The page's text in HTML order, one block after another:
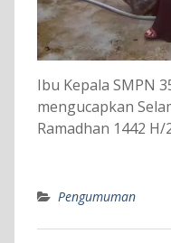
Ibu Kepala SMPN
mengucapkan
Ramadhan 1442 H/
Pengumuman